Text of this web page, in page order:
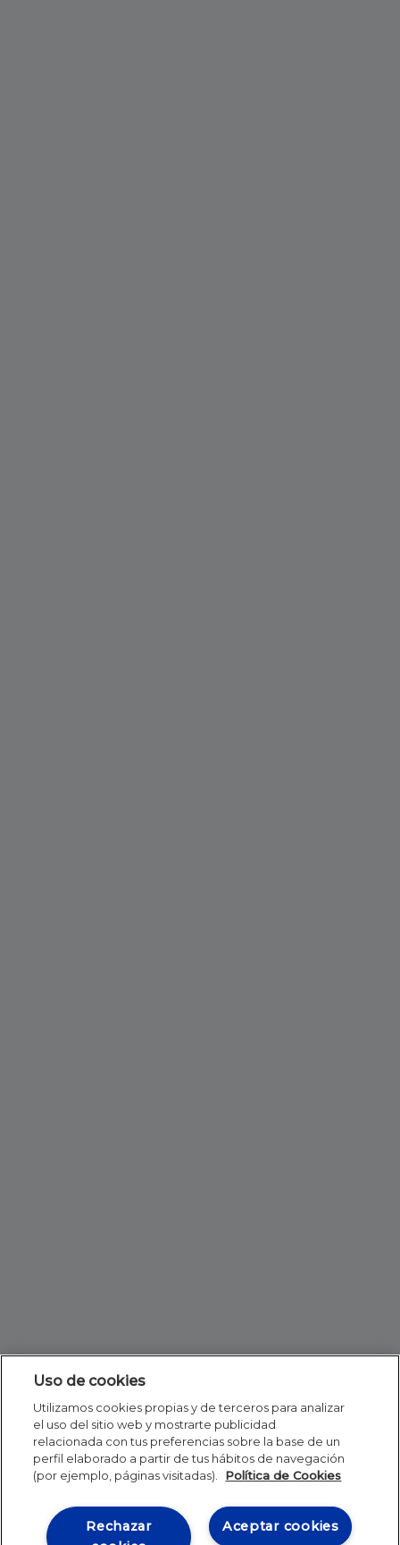
Uso de cookies
Utilizamos cookies propias y de terceros para analizar
el uso del sitio web y mostrarte publicidad
relacionada con tus preferencias sobre la base de un
perfil elaborado a partir de tus hábitos de navegación
(por ejemplo, páginas visitadas).
Política de Cookies
Aceptar cookies
Rechazar